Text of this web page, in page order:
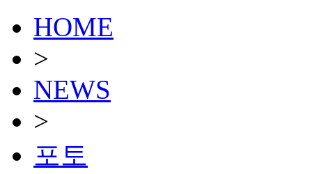
HOME
>
NEWS
>
포토